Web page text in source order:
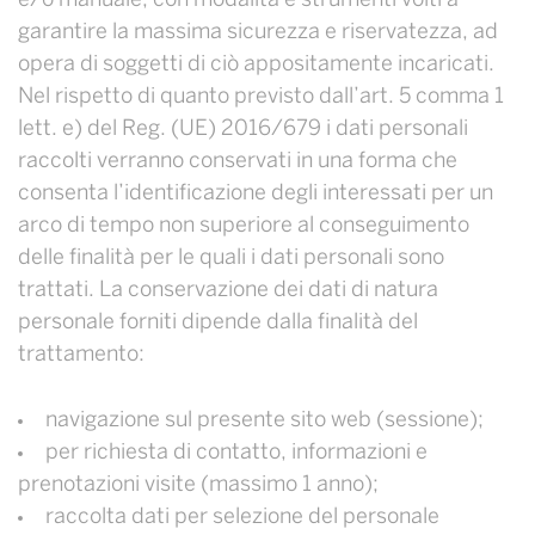
garantire la massima sicurezza e riservatezza, ad
opera di soggetti di ciò appositamente incaricati.
Nel rispetto di quanto previsto dall’art. 5 comma 1
lett. e) del Reg. (UE) 2016/679 i dati personali
raccolti verranno conservati in una forma che
consenta l’identificazione degli interessati per un
arco di tempo non superiore al conseguimento
delle finalità per le quali i dati personali sono
trattati. La conservazione dei dati di natura
personale forniti dipende dalla finalità del
trattamento:
navigazione sul presente sito web (sessione);
per richiesta di contatto, informazioni e
prenotazioni visite (massimo 1 anno);
raccolta dati per selezione del personale